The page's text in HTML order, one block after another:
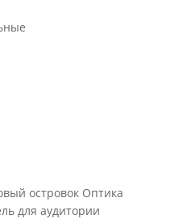
островок Оптика
для аудитории